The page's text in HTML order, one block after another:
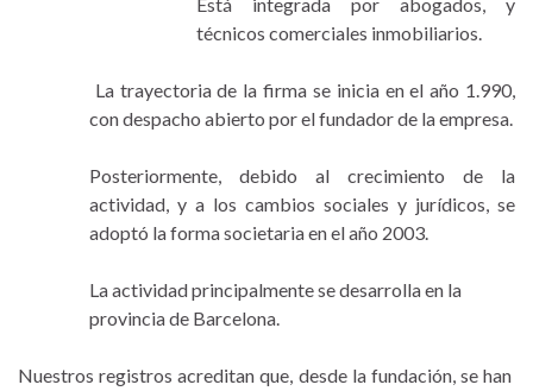
Está integrada por abogados, y
técnicos comerciales inmobiliarios.
La trayectoria de la firma se inicia en el año 1.990,
con despacho abierto por el fundador de la empresa.
Posteriormente, debido al crecimiento de la
actividad, y a los cambios sociales y jurídicos, se
adoptó la forma societaria en el año 2003.
La actividad principalmente se desarrolla en la
provincia de Barcelona.
Nuestros registros acreditan que, desde la fundación, se han